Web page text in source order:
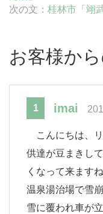
次の文： 桂林市「翊
お客様か
1 imai
こんにちは、
供達が豆まきし
くなって来ます
温泉湯治場で雪
雪に覆われ車が